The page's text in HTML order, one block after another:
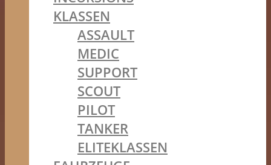
KLASSEN
ASSAULT
MEDIC
SUPPORT
SCOUT
PILOT
TANKER
ELITEKLASSEN